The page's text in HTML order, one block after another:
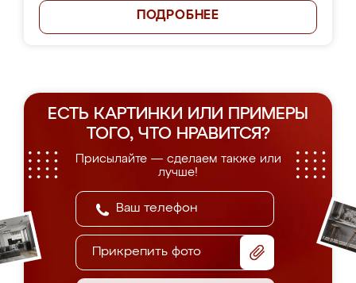
ПОДРОБНЕЕ
ЕСТЬ КАРТИНКИ ИЛИ ПРИМЕРЫ
ТОГО, ЧТО НРАВИТСЯ?
Присылайте — сделаем также или
лучше!
Прикрепить фото